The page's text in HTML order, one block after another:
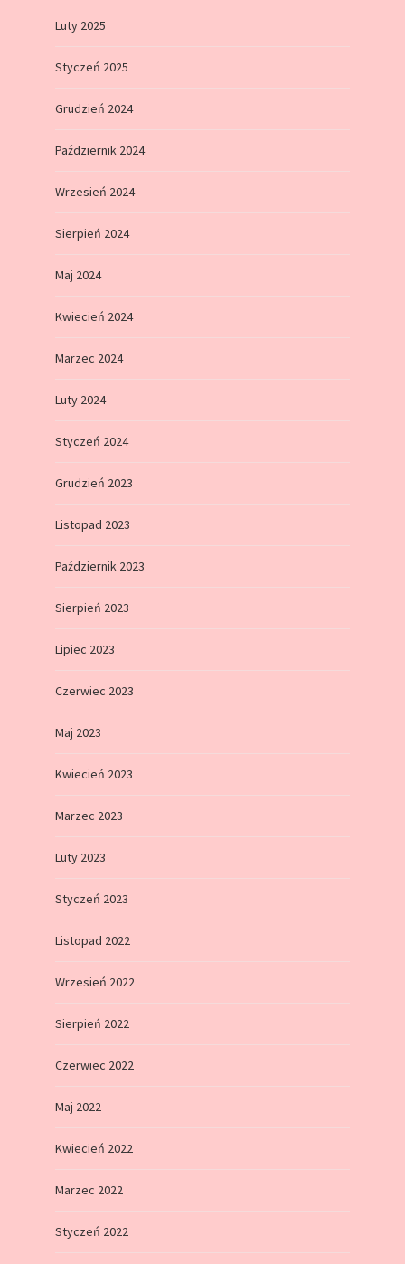
Luty 2025
Styczeń 2025
Grudzień 2024
Październik 2024
Wrzesień 2024
Sierpień 2024
Maj 2024
Kwiecień 2024
Marzec 2024
Luty 2024
Styczeń 2024
Grudzień 2023
Listopad 2023
Październik 2023
Sierpień 2023
Lipiec 2023
Czerwiec 2023
Maj 2023
Kwiecień 2023
Marzec 2023
Luty 2023
Styczeń 2023
Listopad 2022
Wrzesień 2022
Sierpień 2022
Czerwiec 2022
Maj 2022
Kwiecień 2022
Marzec 2022
Styczeń 2022